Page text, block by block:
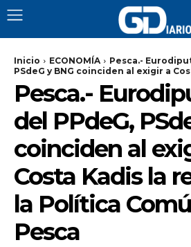
Inicio ECONOMÍA
Pesca.-
PSdeG y BNG coinciden al exigir a
Pesca.-
del PPdeG,
coinciden al
Costa Kadis la
la Política
Pesca